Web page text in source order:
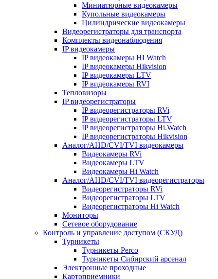
Миниатюрные видеокамеры
Купольные видеокамеры
Цилиндрические видеокамеры
Видеорегистраторы для транспорта
Комплекты видеонаблюдения
IP видеокамеры
IP видеокамеры HI Watch
IP видеокамеры Hikvision
IP видеокамеры LTV
IP видеокамеры RVI
Тепловизоры
IP видеорегистраторы
IP видеорегистраторы RVi
IP видеорегистраторы LTV
IP видеорегистраторы Hi.Watch
IP видеорегистраторы Hikvision
Аналог/AHD/CVI/TVI видеокамеры
Видеокамеры RVi
Видеокамеры LTV
Видеокамеры Hi Watch
Аналог/AHD/CVI/TVI видеорегистраторы
Видеорегистраторы RVi
Видеорегистраторы LTV
Видеорегистраторы Hi Watch
Мониторы
Сетевое оборудование
Контроль и управление доступом (СКУД)
Турникеты
Турникеты Perco
Турникеты Сибирский арсенал
Электронные проходные
Картоприемники